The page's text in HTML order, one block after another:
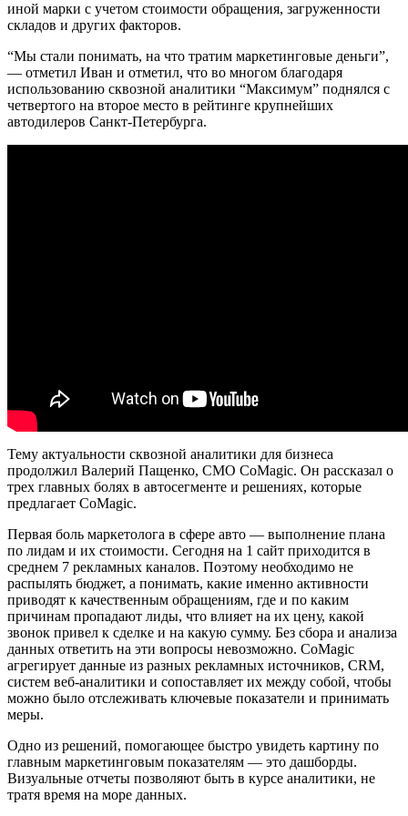
иной марки с учетом стоимости обращения, загруженности
складов и других факторов.
“Мы стали понимать, на что тратим маркетинговые деньги”,
— отметил Иван и отметил, что во многом благодаря
использованию сквозной аналитики “Максимум” поднялся с
четвертого на второе место в рейтинге крупнейших
автодилеров Санкт-Петербурга.
Тему актуальности сквозной аналитики для бизнеса
продолжил Валерий Пащенко, CMO CoMagic. Он рассказал о
трех главных болях в автосегменте и решениях, которые
предлагает CoMagic.
Первая боль маркетолога в сфере авто — выполнение плана
по лидам и их стоимости. Сегодня на 1 сайт приходится в
среднем 7 рекламных каналов. Поэтому необходимо не
распылять бюджет, а понимать, какие именно активности
приводят к качественным обращениям, где и по каким
причинам пропадают лиды, что влияет на их цену, какой
звонок привел к сделке и на какую сумму. Без сбора и анализа
данных ответить на эти вопросы невозможно. CoMagic
агрегирует данные из разных рекламных источников, CRM,
систем веб-аналитики и сопоставляет их между собой, чтобы
можно было отслеживать ключевые показатели и принимать
меры.
Одно из решений, помогающее быстро увидеть картину по
главным маркетинговым показателям — это дашборды.
Визуальные отчеты позволяют быть в курсе аналитики, не
тратя время на море данных.